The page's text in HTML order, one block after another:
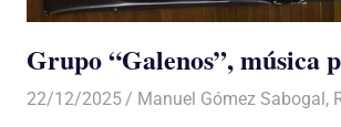
Grupo “Galenos”, música
22/12/2025 De todo un Poco
Manuel Gómez Sabogal,